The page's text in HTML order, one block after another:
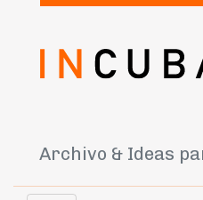
Archivo & Ideas